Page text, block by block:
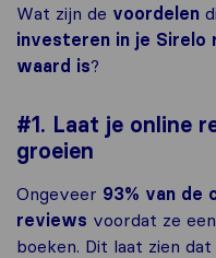
Wat zijn de voordelen
investeren in je
waard is?
#1. Laat je online
groeien
Ongeveer 93% van de
reviews voordat ze
boeken. Dit laat zien dat